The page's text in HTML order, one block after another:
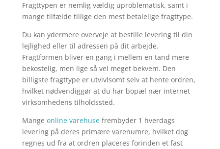
Fragttypen er nemlig vældig uproblematisk, samt i
mange tilfælde tillige den mest betalelige fragttype.
Du kan ydermere overveje at bestille levering til din
lejlighed eller til adressen på dit arbejde.
Fragtformen bliver en gang i mellem en tand mere
bekostelig, men lige så vel meget bekvem. Den
billigste fragttype er utvivlsomt selv at hente ordren,
hvilket nødvendiggør at du har bopæl nær internet
virksomhedens tilholdssted.
Mange online varehusefrembyder 1 hverdags
levering på deres primære varenumre, hvilket dog
regnes ud fra at ordren placeres forinden et fast